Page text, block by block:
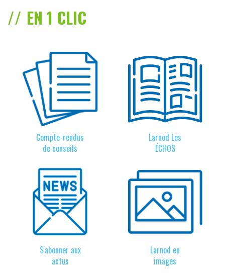
EN 1 CLIC
Compte-rendus
de conseils
Larnod Les
ÉCHOS
S'abonner aux
actus
Larnod en
images